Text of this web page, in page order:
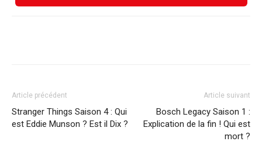
Article précédent
Stranger Things Saison 4 : Qui
est Eddie Munson ? Est il Dix ?
Article suivant
Bosch Legacy Saison 1 :
Explication de la fin ! Qui est
mort ?